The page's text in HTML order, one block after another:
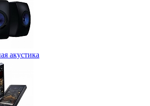
акустика